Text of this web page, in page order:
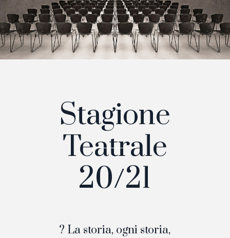
Stagione
Teatrale
20/21
? La storia, ogni storia,